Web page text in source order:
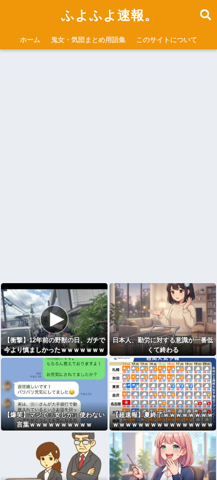
ふよふよ速報。
ホーム 鬼女・気団まとめ用語集 このサイトについて
【衝撃】12年前の野獣の日、ガチで
今より慎ましかったｗｗｗｗｗｗｗ
ｗｗｗ
日本人、勤労に対する意識が一番低
くて終わる
【爆笑】マジで「女しか」使わない
言葉ｗｗｗｗｗｗｗｗｗｗ
【超速報】夏終了ｗｗｗｗｗｗｗｗ
ｗｗｗｗｗｗｗｗｗｗｗｗｗｗｗｗ
ｗｗｗｗｗｗｗｗｗｗｗｗｗｗｗｗ